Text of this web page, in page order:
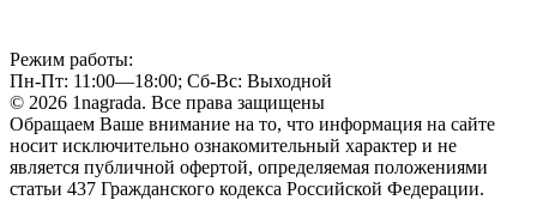
Режим работы:
Пн-Пт: 11:00—18:00; Сб-Вс: Выходной
© 2026 1nagrada. Все права защищены
Обращаем Ваше внимание на то, что информация на сайте
носит исключительно ознакомительный характер и не
является публичной офертой, определяемая положениями
статьи 437 Гражданского кодекса Российской Федерации.